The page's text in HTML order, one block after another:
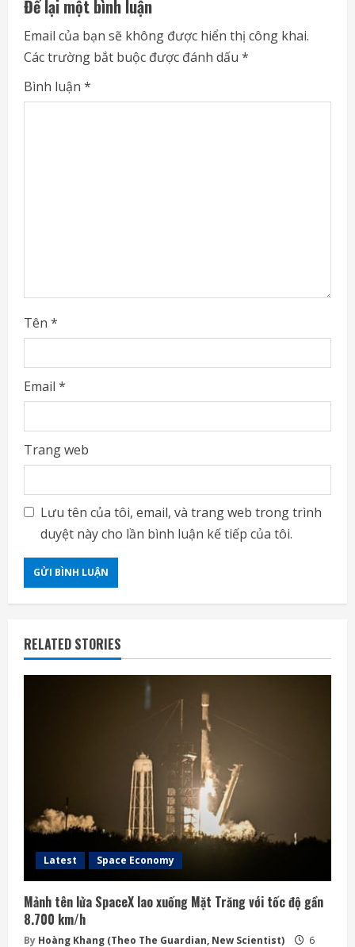
e
R
e
a
Để lại một bình luận
Email của bạn sẽ không được hiển thị công khai.
Các trường bắt buộc được đánh dấu *
Bình luận *
Tên *
Email *
Trang web
Lưu tên của tôi, email, và trang web trong trình
duyệt này cho lần bình luận kế tiếp của tôi.
RELATED STORIES
Latest Space Economy
Mảnh tên lửa SpaceX lao xuống Mặt Trăng với tốc độ gần
8.700 km/h
By Hoàng Khang (Theo The Guardian, New Scientist)
6